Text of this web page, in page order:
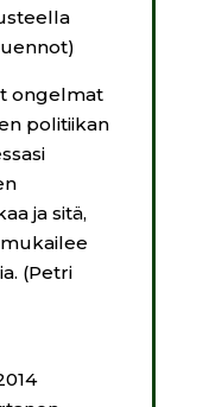
ongelmat
politiikan
ja sitä,
(Petri